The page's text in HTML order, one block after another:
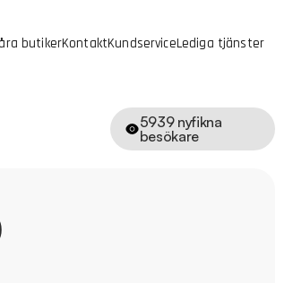
butikerKontaktKundserviceLediga tjänster
5939nyfikna
besökare